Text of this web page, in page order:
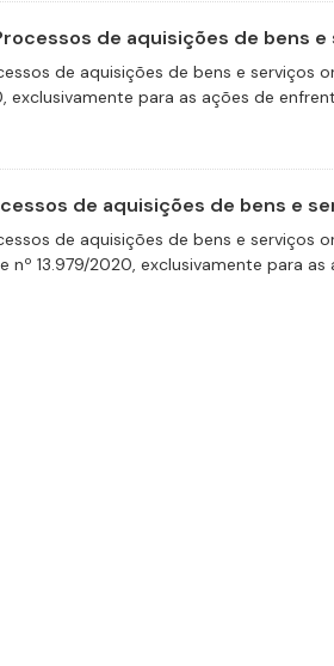
de aquisições de bens
de aquisições de bens e serviços
exclusivamente para as ações de
de aquisições de bens e
de aquisições de bens e serviços
nº 13.979/2020, exclusivamente para as